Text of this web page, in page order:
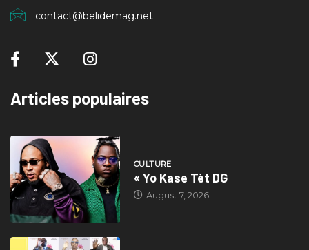
contact@belidemag.net
Articles populaires
CULTURE
« Yo Kase Tèt DG
August 7, 2026